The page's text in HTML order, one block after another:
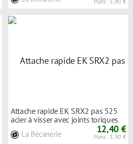
Attache rapide EK SRX2 pas 525
acier à visser avec joints toriques
La Bécanerie 12,40 €
Ports : 5,90 €